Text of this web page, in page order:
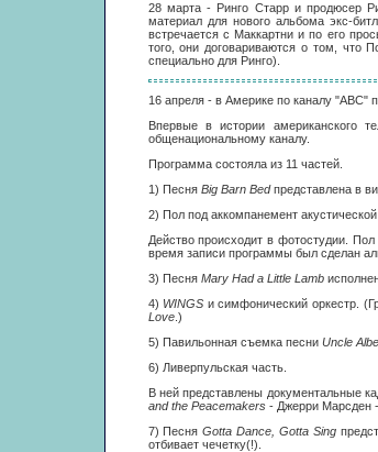
28 марта - Ринго Старр и продюсер
материал для нового альбома экс-
встречается с Маккартни и по его
того, они договариваются о том, что
специально для Ринго).
16 апреля - в Америке по каналу "ABC"
Впервые в истории американского
общенациональному каналу.
Программа состояла из 11 частей.
1) Песня Big Barn Bedпредставлена в
2) Пол под аккомпанемент
Действо происходит в фотостудии.
время записи программы был сделан
3) Песня Mary Had a Little Lamb
4) WINGS и симфонический оркестр.
Love.)
5) Павильонная съемка песни Uncle
6) Ливерпульская часть.
В ней представлены документальные
and the Peacemakers- Джерри Марсден -
7) ПесняGotta Dance, Gotta Sing
отбивает чечетку(!).